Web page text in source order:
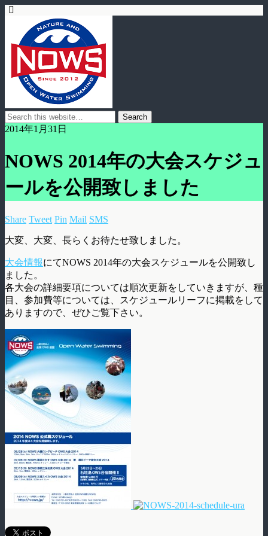
2014年1月31日
NOWS 2014年の大会スケジュ
ールを公開致しました
Share Tweet Pin Mail SMS
大変、大変、長らくお待たせ致しました。
大会情報にてNOWS 2014年の大会スケジュールを公開致し
ました。
各大会の詳細要項については順次更新をしていきますが、種
目、参加費等については、スケジュールリーフに掲載をして
ありますので、ぜひご覧下さい。